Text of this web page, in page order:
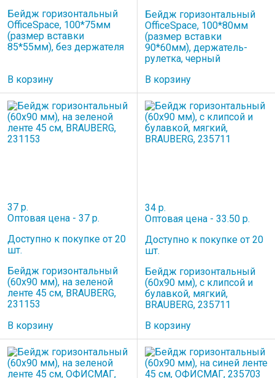
Бейдж горизонтальный
OfficeSpace, 100*75мм
(размер вставки
85*55мм), без держателя
В корзину
Бейдж горизонтальный
OfficeSpace, 100*80мм
(размер вставки
90*60мм), держатель-
рулетка, черный
В корзину
37 р.
Оптовая цена - 37 р.
Доступно к покупке от 20
шт.
Бейдж горизонтальный
(60х90 мм), на зеленой
ленте 45 см, BRAUBERG,
231153
В корзину
34 р.
Оптовая цена - 33.50 р.
Доступно к покупке от 20
шт.
Бейдж горизонтальный
(60х90 мм), с клипсой и
булавкой, мягкий,
BRAUBERG, 235711
В корзину